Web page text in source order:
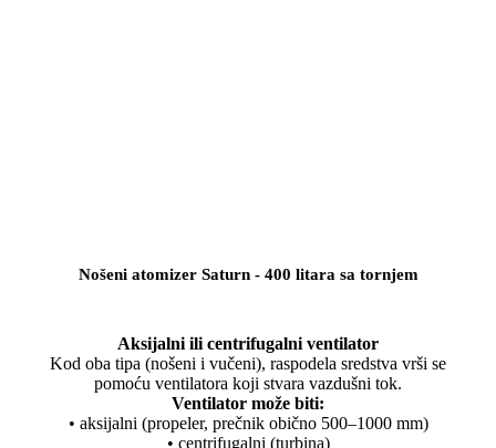
Nošeni atomizer Saturn - 400 litara sa tornjem
Aksijalni ili centrifugalni ventilator
Kod oba tipa (nošeni i vučeni), raspodela sredstva vrši se
pomoću ventilatora koji stvara vazdušni tok.
Ventilator može biti:
• aksijalni (propeler, prečnik obično 500–1000 mm)
• centrifugalni (turbina)